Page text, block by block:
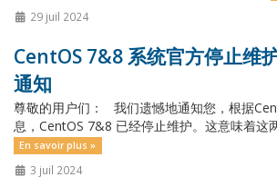
29 juil 2024
CentOS 7&8 系统官方停止维
通知
尊敬的用户们： 我们遗憾地通知您，根据
息，CentOS 7&8 已经停止维护。这意味着这
En savoir plus »
3 juil 2024